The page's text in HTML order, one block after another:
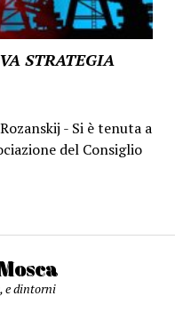
STRATEGIA
- Si è tenuta a
del Consiglio
e dintorni